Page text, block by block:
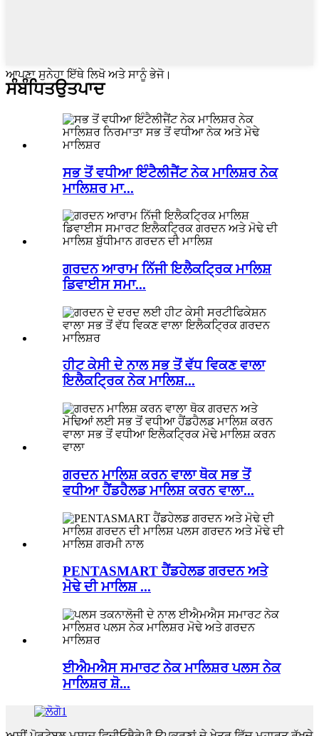
ਆਪਣਾ ਸੁਨੇਹਾ ਇੱਥੇ ਲਿਖੋ ਅਤੇ ਸਾਨੂੰ ਭੇਜੋ।
ਸੰਬੰਧਿਤਉਤਪਾਦ
ਸਭ ਤੋਂ ਵਧੀਆ ਇੰਟੈਲੀਜੈਂਟ ਨੇਕ ਮਾਲਿਸ਼ਰ ਨੇਕ
ਮਾਲਿਸ਼ਰ ਮਾ...
ਗਰਦਨ ਆਰਾਮ ਨਿੱਜੀ ਇਲੈਕਟ੍ਰਿਕ ਮਾਲਿਸ਼
ਡਿਵਾਈਸ ਸਮਾ...
ਹੀਟ ਕੇਸੀ ਦੇ ਨਾਲ ਸਭ ਤੋਂ ਵੱਧ ਵਿਕਣ ਵਾਲਾ
ਇਲੈਕਟ੍ਰਿਕ ਨੇਕ ਮਾਲਿਸ਼...
ਗਰਦਨ ਮਾਲਿਸ਼ ਕਰਨ ਵਾਲਾ ਥੋਕ ਸਭ ਤੋਂ
ਵਧੀਆ ਹੈਂਡਹੈਲਡ ਮਾਲਿਸ਼ ਕਰਨ ਵਾਲਾ...
PENTASMART ਹੈਂਡਹੇਲਡ ਗਰਦਨ ਅਤੇ
ਮੋਢੇ ਦੀ ਮਾਲਿਸ਼ ...
ਈਐਮਐਸ ਸਮਾਰਟ ਨੇਕ ਮਾਲਿਸ਼ਰ ਪਲਸ ਨੇਕ
ਮਾਲਿਸ਼ਰ ਸ਼ੋ...